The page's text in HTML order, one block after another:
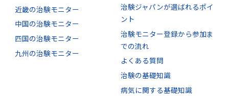
近畿の治験モニター
中国の治験モニター
四国の治験モニター
九州の治験モニター
治験ジャパンが選ばれるポイ
ント
治験モニター登録から参加ま
での流れ
よくある質問
治験の基礎知識
病気に関する基礎知識